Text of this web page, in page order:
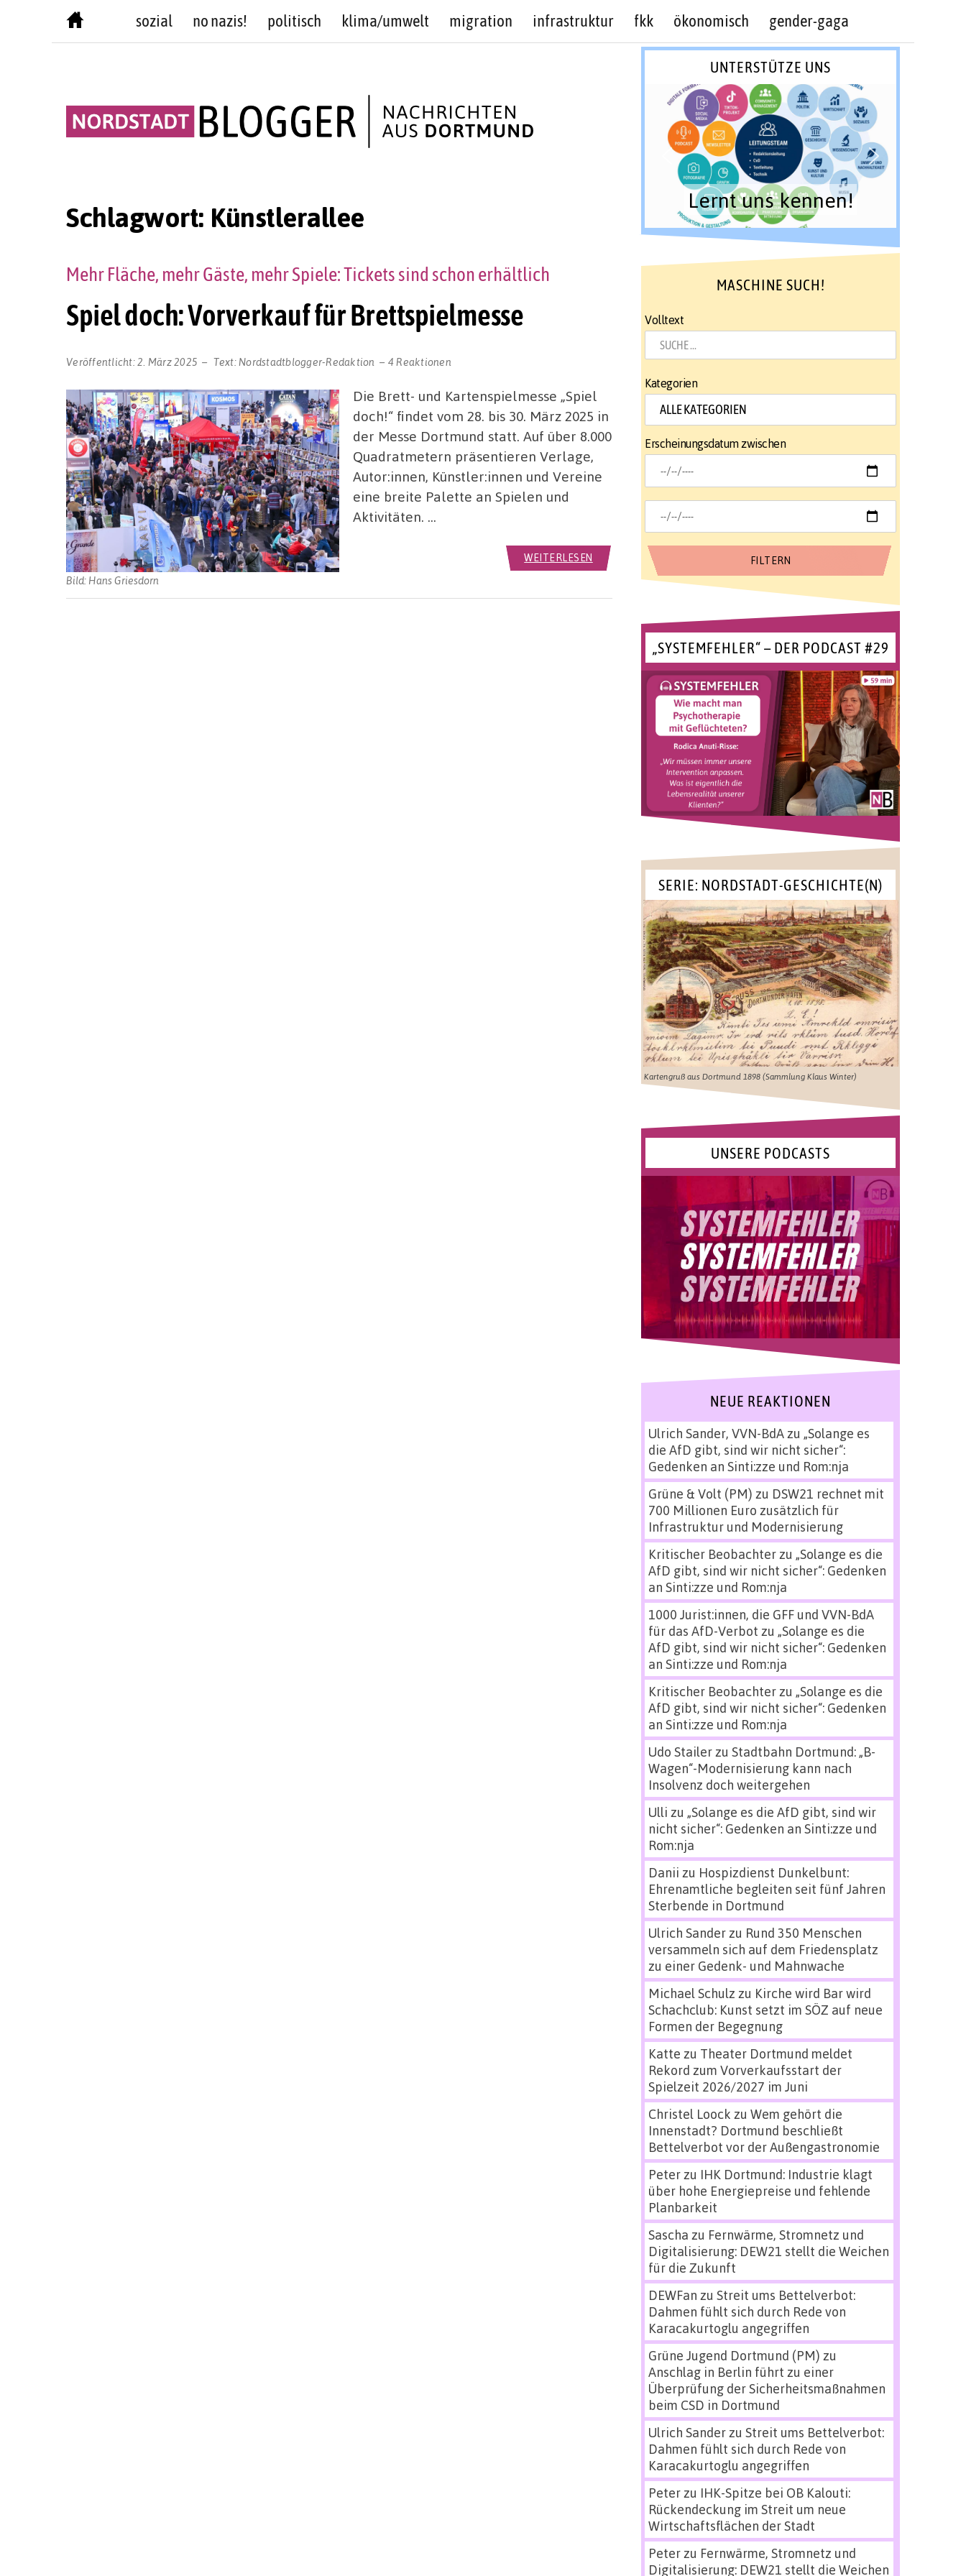
sozial no nazis! politisch klima/umwelt migration infrastruktur fkk ökonomisch gender-gaga
Schlagwort: Künstlerallee
Spiel doch: Vorverkauf für Brettspielmesse
Mehr Fläche, mehr Gäste, mehr Spiele: Tickets sind schon erhältlich
Veröffentlicht:2. März 2025 Text: Nordstadtblogger-Redaktion 4 Reaktionen
Bild: Hans Griesdorn
Die Brett- und Kartenspielmesse „Spiel
doch!“ findet vom 28. bis 30. März 2025 in
der Messe Dortmund statt. Auf über 8.000
Quadratmetern präsentieren Verlage,
Autor:innen, Künstler:innen und Vereine
eine breite Palette an Spielen und
Aktivitäten. …
WEITERLESEN
UNTERSTÜTZE UNS
Lernt uns kennen!
MASCHINE SUCH!
Volltext
Kategorien
Erscheinungsdatum zwischen
„SYSTEMFEHLER“ – DER PODCAST #29
SERIE: NORDSTADT-GESCHICHTE(N)
Kartengruß aus Dortmund 1898 (Sammlung Klaus Winter)
UNSERE PODCASTS
NEUE REAKTIONEN
Ulrich Sander, VVN-BdAzu „Solange es
die AfD gibt, sind wir nicht sicher“:
Gedenken an Sinti:zze und Rom:nja
Grüne & Volt (PM) zu DSW21 rechnet mit
700 Millionen Euro zusätzlich für
Infrastruktur und Modernisierung
Kritischer Beobachterzu „Solange es die
AfD gibt, sind wir nicht sicher“: Gedenken
an Sinti:zze und Rom:nja
1000 Jurist:innen, die GFF und VVN-BdA
für das AfD-Verbot zu „Solange es die
AfD gibt, sind wir nicht sicher“: Gedenken
an Sinti:zze und Rom:nja
Kritischer Beobachterzu „Solange es die
AfD gibt, sind wir nicht sicher“: Gedenken
an Sinti:zze und Rom:nja
Udo Stailerzu Stadtbahn Dortmund: „B-
Wagen“-Modernisierung kann nach
Insolvenz doch weitergehen
Ulli zu „Solange es die AfD gibt, sind wir
nicht sicher“: Gedenken an Sinti:zze und
Rom:nja
Danii zu Hospizdienst Dunkelbunt:
Ehrenamtliche begleiten seit fünf Jahren
Sterbende in Dortmund
Ulrich Sanderzu Rund 350 Menschen
versammeln sich auf dem Friedensplatz
zu einer Gedenk- und Mahnwache
Michael Schulz zu Kirche wird Bar wird
Schachclub: Kunst setzt im SÖZ auf neue
Formen der Begegnung
Katte zu Theater Dortmund meldet
Rekord zum Vorverkaufsstart der
Spielzeit 2026/2027 im Juni
Christel Loock zu Wem gehört die
Innenstadt? Dortmund beschließt
Bettelverbot vor der Außengastronomie
Peterzu IHK Dortmund: Industrie klagt
über hohe Energiepreise und fehlende
Planbarkeit
Sascha zu Fernwärme, Stromnetz und
Digitalisierung: DEW21 stellt die Weichen
für die Zukunft
DEWFan zu Streit ums Bettelverbot:
Dahmen fühlt sich durch Rede von
Karacakurtoglu angegriffen
Grüne Jugend Dortmund (PM) zu
Anschlag in Berlin führt zu einer
Überprüfung der Sicherheitsmaßnahmen
beim CSD in Dortmund
Ulrich Sanderzu Streit ums Bettelverbot:
Dahmen fühlt sich durch Rede von
Karacakurtoglu angegriffen
Peterzu IHK-Spitze bei OB Kalouti:
Rückendeckung im Streit um neue
Wirtschaftsflächen der Stadt
Peterzu Fernwärme, Stromnetz und
Digitalisierung: DEW21 stellt die Weichen